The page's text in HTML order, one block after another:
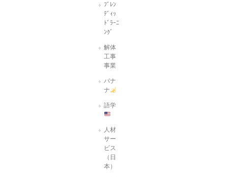
ﾌﾞﾚﾝ
ﾃﾞｨｯ
ﾄﾞﾗｰﾆ
ﾝｸﾞ
解体
工事
事業
バナ
ナ
語学
人材
サー
ビス
（日
本）